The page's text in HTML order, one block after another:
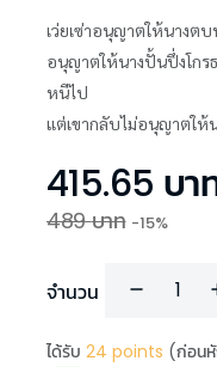
เว่ยเซ่าอนุญาตให้นางตบ
อนุญาตให้นางปั้นปึ่งโกร
หนีไป
แต่เขากลับไม่อนุญาตให้
415.65 บา
489บาท -15%
จำนวน
ได้รับ 24 points (ก่อน